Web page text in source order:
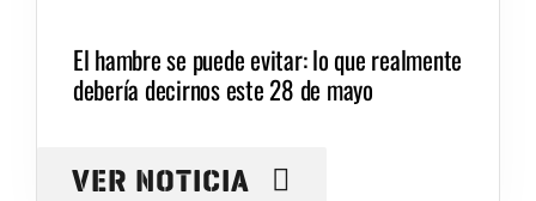
El hambre se puede evitar: lo que realmente
debería decirnos este 28 de mayo
VER NOTICIA